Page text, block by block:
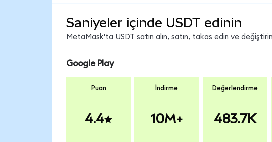
Saniyeler içinde USDT edinin
MetaMask'ta USDT satın alın, satın, takas edin ve
Google Play
Puan
4.4
İndirme
10M+
Değerlendirme
483.7K